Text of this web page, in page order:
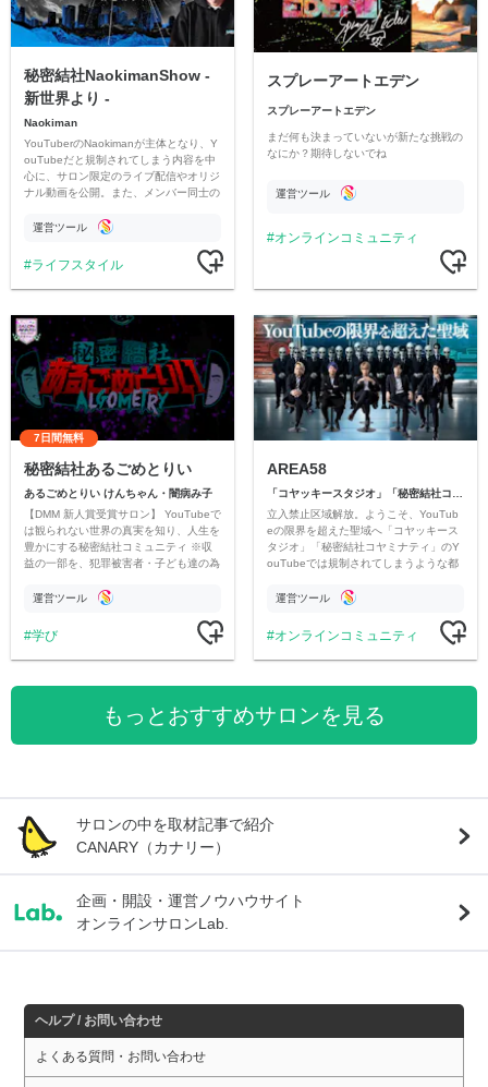
秘密結社NaokimanShow -
新世界より -
Naokiman
YouTuberのNaokimanが主体となり、Y
ouTubeだと規制されてしまう内容を中
心に、サロン限定のライブ配信やオリジ
ナル動画を公開。また、メンバー同士の
ただいています。
運営ツール
ライフスタイル
スプレーアートエデン
スプレーアートエデン
まだ何も決まっていないが新たな挑戦の
なにか？期待しないでね
運営ツール
オンラインコミュニティ
7日間無料
秘密結社あるごめとりい
あるごめとりい けんちゃん・闇病み子
【DMM 新人賞受賞サロン】 YouTubeで
は観られない世界の真実を知り、人生を
豊かにする秘密結社コミュニティ ※収
益の一部を、犯罪被害者・子ども達の為
す運営ツール
学び
AREA58
立入禁止区域解放。ようこそ、YouTub
eの限界を超えた聖域へ「コヤッキース
タジオ」「秘密結社コヤミナティ」のY
ouTubeでは規制されてしまうような都
公開。
運営ツール
オンラインコミュニティ
もっとおすすめサロンを見る
サロンの中を取材記事で紹介
CANARY（カナリー）
企画・開設・運営ノウハウサイト
オンラインサロンLab.
ヘルプ / お問い合わせ
よくある質問・お問い合わせ